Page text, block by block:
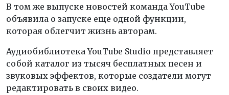
В том же выпуске новостей команда YouTube
объявила о запуске еще одной функции,
которая облегчит жизнь авторам.
Аудиобиблиотека YouTube Studio представляет
собой каталог из тысяч бесплатных песен и
звуковых эффектов, которые создатели могут
редактировать в своих видео.